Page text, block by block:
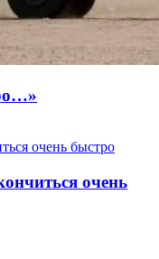
очень